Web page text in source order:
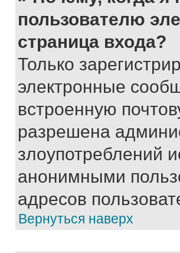
пользователю
страница входа?
Только
электронные
встроенную
разрешена
злоупотреблений
анонимными
адресов
Вернуться наверх